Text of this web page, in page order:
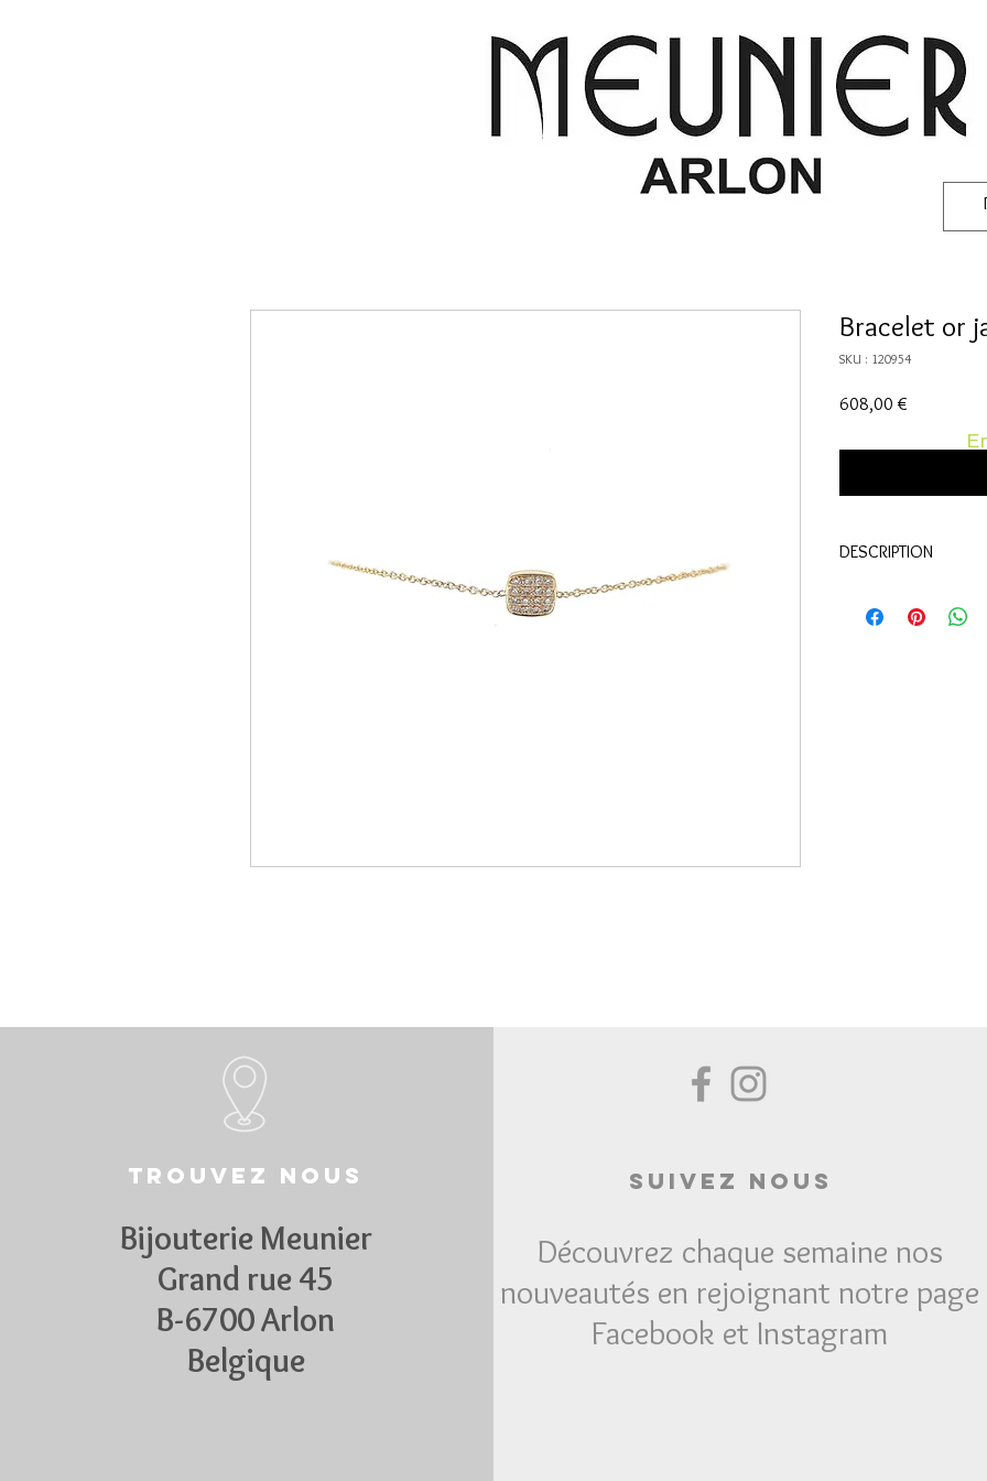
Bracelet or
SKU : 120954
608,00 €
DESCRIPTION
Pierres:
Diamants
Trouvez nous
Bijouterie Meunier
Grand rue 45
B-6700 Arlon
Belgique
Suivez Nous
Découvrez chaque semaine nos
nouveautés en rejoignant notre page
Facebook et Instagram